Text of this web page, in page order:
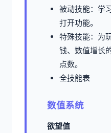
被动技能：学
打开功能。
特殊技能：为
钱、数值增长
点数。
全技能表
数值系统
欲望值